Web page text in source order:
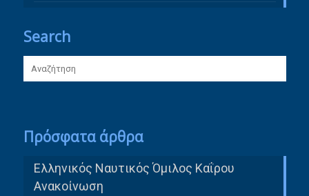
Search
Πρόσφατα άρθρα
Ελληνικός Ναυτικός Όμιλος Καΐρου
Ανακοίνωση